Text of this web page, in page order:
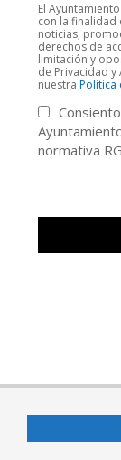
El
con la finalidad
noticias,
derechos de
limitación y
de Privacidad y
nuestra Politica
normativa